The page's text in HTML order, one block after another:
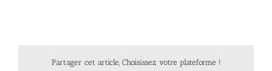
Partager cet article, Choisissez votre plateforme !